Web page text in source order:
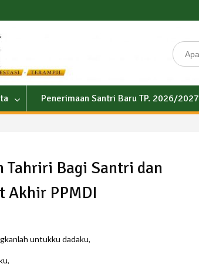
Search
for:
Penerimaan Santri Baru TP. 2026/2027
Tahriri Bagi Santri dan
PPMDI
untukku dadaku,